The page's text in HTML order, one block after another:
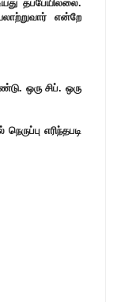
தப்பேயில்லை.
என்றே
ஒரு சிப். ஒரு
எரிந்தபடி